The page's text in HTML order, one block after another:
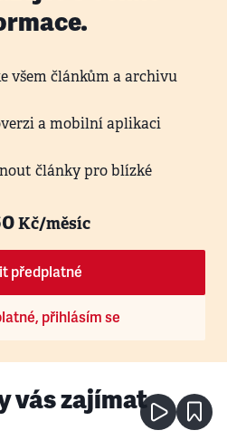
všem článkům a archivu
a mobilní aplikaci
články pro blízké
Kč/měsíc
předplatné
přihlásím se
vás zajímat